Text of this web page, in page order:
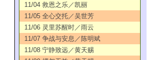
11/04 救恩之乐／凯丽
11/05 全心交托／吴世芳
11/06 灵里苏醒时／雨云
11/07 争战与安息／陈明斌
11/08 宁静致远／黄天赐